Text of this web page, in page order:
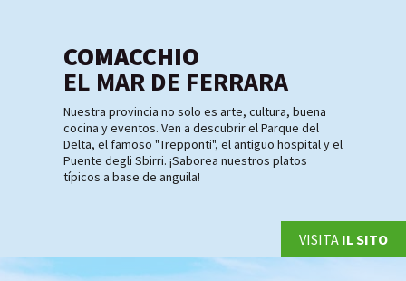
COMACCHIO
EL MAR DE FERRARA
Nuestra provincia no solo es arte, cultura, buena
cocina y eventos. Ven a descubrir el Parque del
Delta, el famoso "Trepponti", el antiguo hospital y el
Puente degli Sbirri. ¡Saborea nuestros platos
típicos a base de anguila!
VISITA IL SITO